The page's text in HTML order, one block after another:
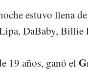
estuvo llena
DaBaby,
19 años, ganó el